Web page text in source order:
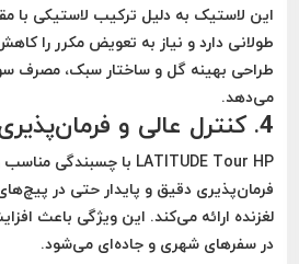
این لاستیک به دلیل ترکیب لاستیکی با
طولانی دارد و نیاز به تعویض مکرر را
طراحی بهینه گل و ساختار سبک،مصرف
می‌دهد.
4. کنترل عالی و
LATITUDE Tour HP با چسبندگی مناسب و طراحی گل متعادل،
فرمان‌پذیری دقیق و پایدارحتی در
لغزنده ارائه می‌کند. این ویژگی باعث
در سفرهای شهری و جاده‌ای می‌شود.